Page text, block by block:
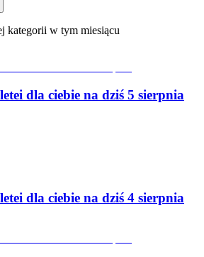
kategorii w tym miesiącu
dla ciebie na dziś 5 sierpnia
dla ciebie na dziś 4 sierpnia